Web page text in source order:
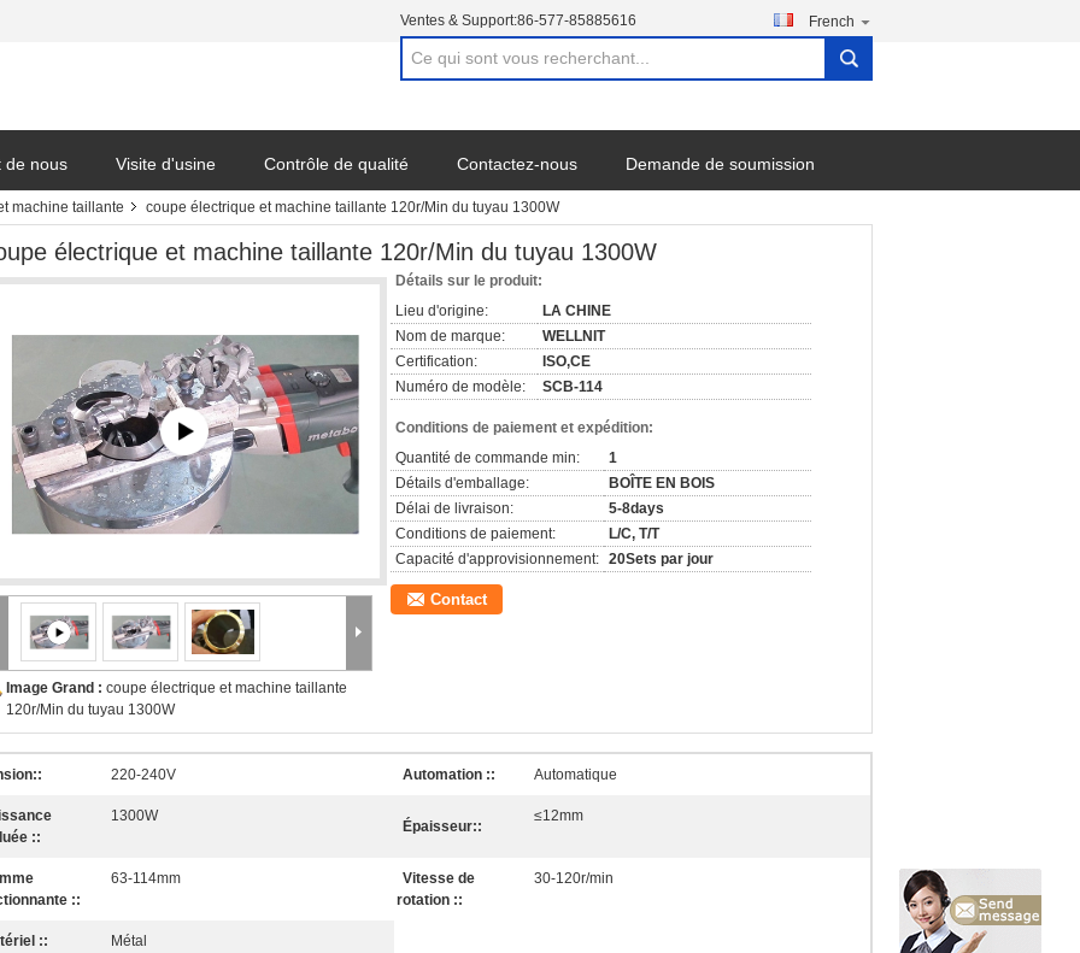
Ventes & Support:86-577-85885616 French
search
de nous Visite d'usine Contrôle de qualité Contactez-nous Demande de soumission
machine taillante coupe électrique et machine taillante 120r/Min du tuyau 1300W
électrique et machine taillante 120r/Min du tuyau 1300W
Image Grand : coupe électrique et machine taillante
120r/Min du tuyau 1300W
Détails sur le produit:
Lieu d'origine:
LA CHINE
Nom de marque:
WELLNIT
Certification:
ISO,CE
Numéro de modèle:
SCB-114
Conditions de paiement et expédition:
Quantité de commande min:
1
Détails d'emballage:
BOÎTE EN BOIS
Délai de livraison:
5-8days
Conditions de paiement:
L/C, T/T
Capacité d'approvisionnement: 20Sets par jour
Contact
220-240V Automation :: Automatique
::
1300W
Épaisseur::
≤12mm
::
63-114mm
Vitesse de
rotation ::
30-120r/min
:: Métal